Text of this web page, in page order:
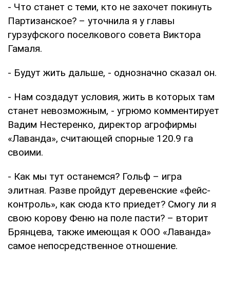
- Что станет с теми, кто не захочет покинуть
Партизанское? – уточнила я у главы
гурзуфского поселкового совета Виктора
Гамаля.
- Будут жить дальше, - однозначно сказал он.
- Нам создадут условия, жить в которых там
станет невозможным, - угрюмо комментирует
Вадим Нестеренко, директор агрофирмы
«Лаванда», считающей спорные 120.9 га
своими.
- Как мы тут останемся? Гольф – игра
элитная. Разве пройдут деревенские «фейс-
контроль», как сюда кто приедет? Смогу ли я
свою корову Феню на поле пасти? – вторит
Брянцева, также имеющая к ООО «Лаванда»
самое непосредственное отношение.